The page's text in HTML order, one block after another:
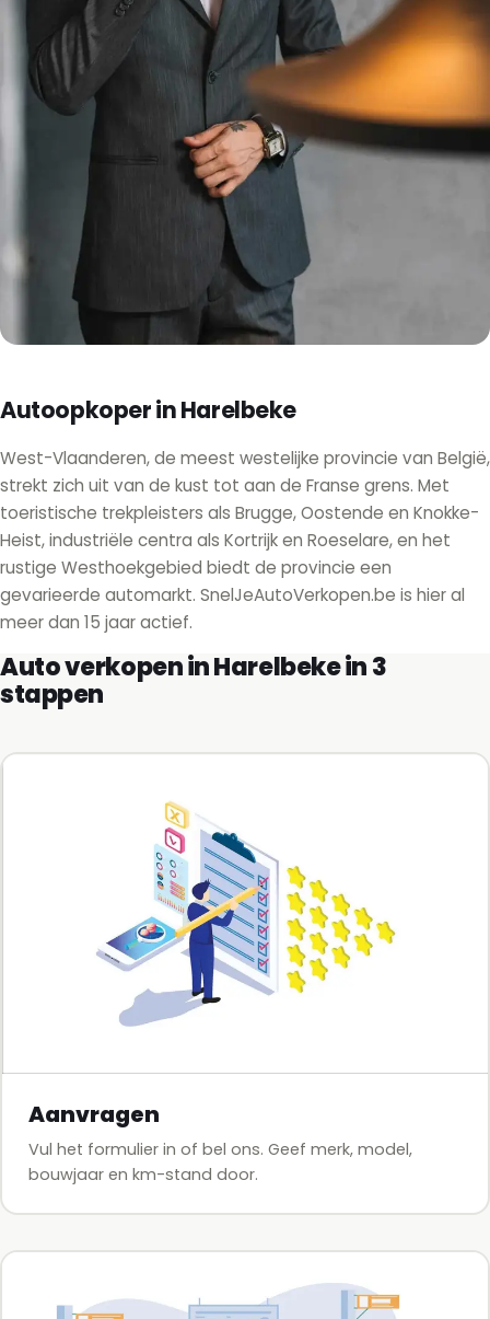
Autoopkoper in Harelbeke
West-Vlaanderen, de meest westelijke provincie van België,
strekt zich uit van de kust tot aan de Franse grens. Met
toeristische trekpleisters als Brugge, Oostende en Knokke-
Heist, industriële centra als Kortrijk en Roeselare, en het
rustige Westhoekgebied biedt de provincie een
gevarieerde automarkt. SnelJeAutoVerkopen.be is hier al
meer dan 15 jaar actief.
Auto verkopen in Harelbeke in 3
stappen
Aanvragen
Vul het formulier in of bel ons. Geef merk, model,
bouwjaar en km-stand door.